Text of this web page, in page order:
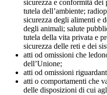
sicurezza e conformità dei
tutela dell’ambiente;
sicurezza degli alimenti e
degli animali; salute
tutela della vita privata e
sicurezza delle reti e dei
atti od omissioni che
dell’Unione;
atti od omissioni
atti o comportamenti che
delle disposizioni di cui